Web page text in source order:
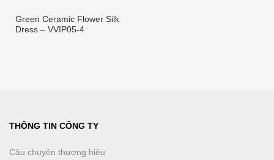
Green Ceramic Flower Silk
Dress – VVIP05-4
THÔNG TIN CÔNG TY
Câu chuyện thương hiệu